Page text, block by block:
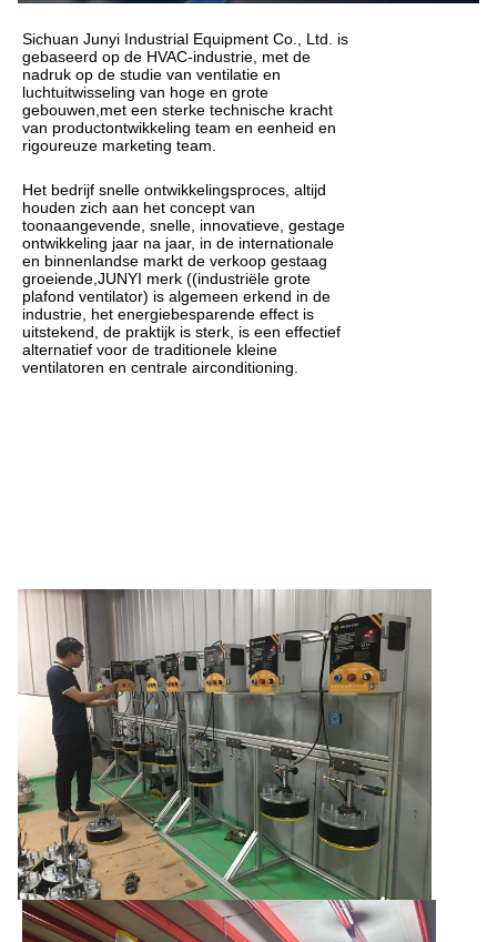
Sichuan Junyi Industrial Equipment Co., Ltd. is
gebaseerd op de HVAC-industrie, met de
nadruk op de studie van ventilatie en
luchtuitwisseling van hoge en grote
gebouwen,met een sterke technische kracht
van productontwikkeling team en eenheid en
rigoureuze marketing team.
Het bedrijf snelle ontwikkelingsproces, altijd
houden zich aan het concept van
toonaangevende, snelle, innovatieve, gestage
ontwikkeling jaar na jaar, in de internationale
en binnenlandse markt de verkoop gestaag
groeiende,JUNYI merk ((industriële grote
plafond ventilator) is algemeen erkend in de
industrie, het energiebesparende effect is
uitstekend, de praktijk is sterk, is een effectief
alternatief voor de traditionele kleine
ventilatoren en centrale airconditioning.